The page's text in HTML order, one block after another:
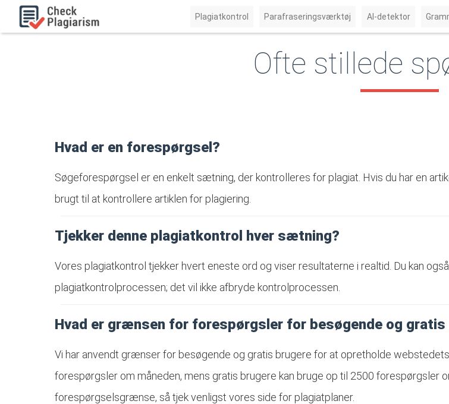
Plagiatkontrol Parafraseringsværktøj Al-detektor
Ofte stillede
Hvad er en forespørgsel?
Søgeforespørgsel er en enkelt sætning, der kontrolleres for plagiat. Hvis du har en
brugt til at kontrollere artiklen for plagiering.
Tjekker denne plagiatkontrol hver sætning?
Vores plagiatkontrol tjekker hvert eneste ord og viser resultaterne i realtid. Du kan
plagiatkontrolprocessen; det vil ikke afbryde kontrolprocessen.
Hvad er grænsen for forespørgsler for besøgende og gratis
Vi har anvendt grænser for besøgende og gratis brugere for at opretholde
forespørgsler om måneden, mens gratis brugere kan bruge op til 2500 forespørgsler
forespørgselsgrænse, så tjek venligst vores side for plagiatplaner.